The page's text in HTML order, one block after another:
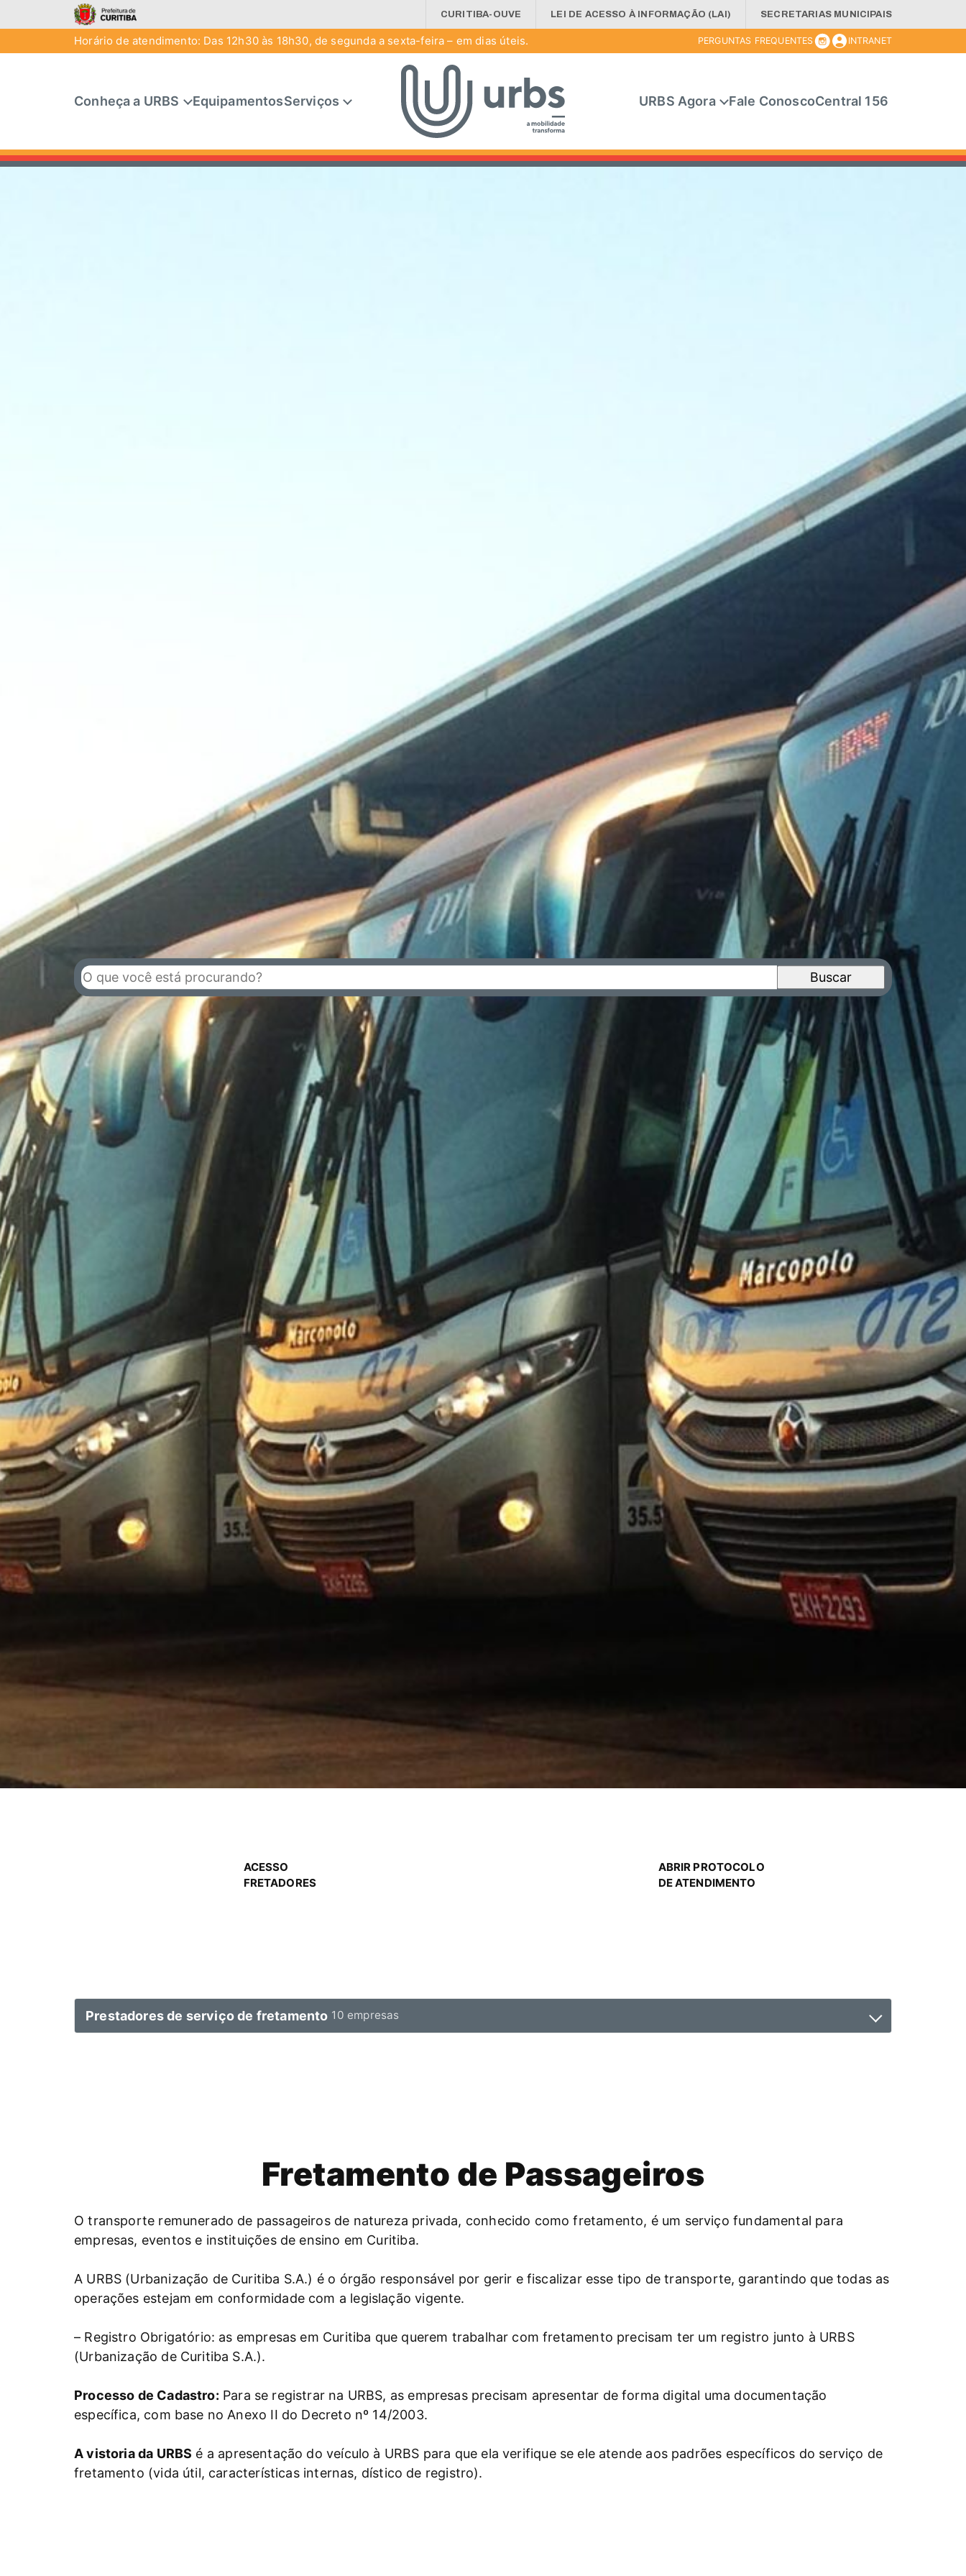
CURITIBA-OUVE LEI DE ACESSO À INFORMAÇÃO (LAI) SECRETARIAS MUNICIPAIS
Horário de atendimento: Das 12h30 às 18h30, de segunda a sexta-feira – em dias úteis. PERGUNTAS FREQUENTES INTRANET
Conheça a URBS EquipamentosServiços URBS Agora Fale ConoscoCentral 156
ACESSO
FRETADORES
ABRIR PROTOCOLO
DE ATENDIMENTO
Prestadores de serviço de fretamento 10 empresas
Fretamento de Passageiros
O transporte remunerado de passageiros de natureza privada, conhecido como fretamento, é um serviço fundamental para
empresas, eventos e instituições de ensino em Curitiba.
A URBS (Urbanização de Curitiba S.A.) é o órgão responsável por gerir e fiscalizar esse tipo de transporte, garantindo que todas as
operações estejam em conformidade com a legislação vigente.
– Registro Obrigatório: as empresas em Curitiba que querem trabalhar com fretamento precisam ter um registro junto à URBS
(Urbanização de Curitiba S.A.).
Processo de Cadastro: Para se registrar na URBS, as empresas precisam apresentar de forma digital uma documentação
específica, com base no Anexo II do Decreto nº 14/2003.
A vistoria da URBS é a apresentação do veículo à URBS para que ela verifique se ele atende aos padrões específicos do serviço de
fretamento (vida útil, características internas, dístico de registro).